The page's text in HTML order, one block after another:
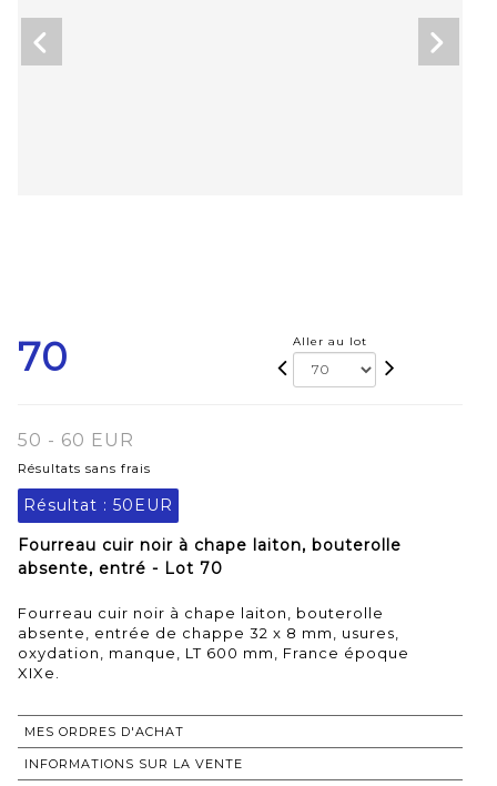
70 Aller au lot
50 - 60 EUR
Résultats sans frais
Résultat : 50EUR
Fourreau cuir noir à chape laiton, bouterolle
absente, entré - Lot 70
Fourreau cuir noir à chape laiton, bouterolle
absente, entrée de chappe 32 x 8 mm, usures,
oxydation, manque, LT 600 mm, France époque
XIXe.
MES ORDRES D'ACHAT
INFORMATIONS SUR LA VENTE